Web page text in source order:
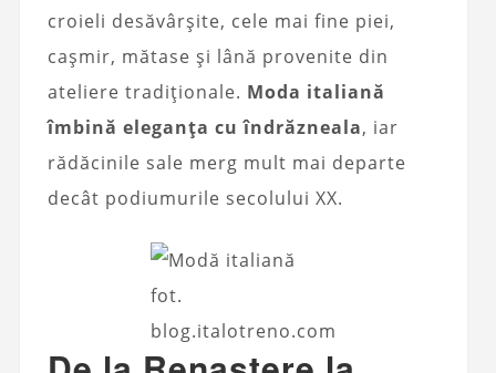
croieli desăvârșite, cele mai fine piei,
cașmir, mătase și lână provenite din
ateliere tradiționale. Moda italiană
îmbină eleganța cu îndrăzneala, iar
rădăcinile sale merg mult mai departe
decât podiumurile secolului XX.
fot.
blog.italotreno.com